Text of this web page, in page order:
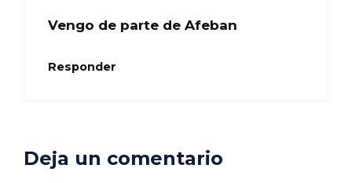
Vengo de parte de Afeban
Responder
Deja un comentario